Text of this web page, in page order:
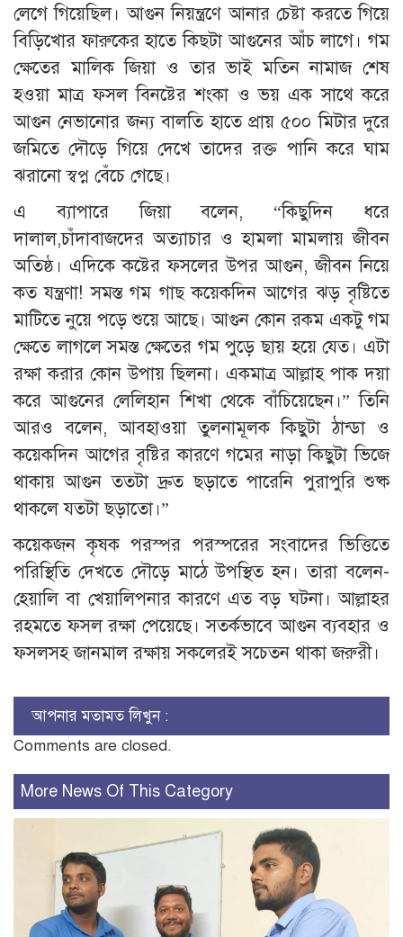
লেগে গিয়েছিল। আগুন নিয়ন্ত্রণে আনার চেষ্টা করতে গিয়ে
বিড়িখোর ফারুকের হাতে কিছটা আগুনের আঁচ লাগে। গম
ক্ষেতের মালিক জিয়া ও তার ভাই মতিন নামাজ শেষ
হওয়া মাত্র ফসল বিনষ্টের শংকা ও ভয় এক সাথে করে
আগুন নেভানোর জন্য বালতি হাতে প্রায় ৫০০ মিটার দুরে
জমিতে দৌড়ে গিয়ে দেখে তাদের রক্ত পানি করে ঘাম
ঝরানো স্বপ্ন বেঁচে গেছে।
এ ব্যাপারে জিয়া বলেন, “কিছুদিন ধরে
দালাল,চাঁদাবাজদের অত্যাচার ও হামলা মামলায় জীবন
অতিষ্ঠ। এদিকে কষ্টের ফসলের উপর আগুন, জীবন নিয়ে
কত যন্ত্রণা! সমস্ত গম গাছ কয়েকদিন আগের ঝড় বৃষ্টিতে
মাটিতে নুয়ে পড়ে শুয়ে আছে। আগুন কোন রকম একটু গম
ক্ষেতে লাগলে সমস্ত ক্ষেতের গম পুড়ে ছায় হয়ে যেত। এটা
রক্ষা করার কোন উপায় ছিলনা। একমাত্র আল্লাহ পাক দয়া
করে আগুনের লেলিহান শিখা থেকে বাঁচিয়েছেন।” তিনি
আরও বলেন, আবহাওয়া তুলনামূলক কিছুটা ঠান্ডা ও
কয়েকদিন আগের বৃষ্টির কারণে গমের নাড়া কিছুটা ভিজে
থাকায় আগুন ততটা দ্রুত ছড়াতে পারেনি পুরাপুরি শুষ্ক
থাকলে যতটা ছড়াতো।”
কয়েকজন কৃষক পরস্পর পরস্পরের সংবাদের ভিত্তিতে
পরিস্থিতি দেখতে দৌড়ে মাঠে উপস্থিত হন। তারা বলেন-
হেয়ালি বা খেয়ালিপনার কারণে এত বড় ঘটনা। আল্লাহর
রহমতে ফসল রক্ষা পেয়েছে। সতর্কভাবে আগুন ব্যবহার ও
ফসলসহ জানমাল রক্ষায় সকলেরই সচেতন থাকা জরুরী।
আপনার মতামত লিখুন :
Comments are closed.
More News Of This Category